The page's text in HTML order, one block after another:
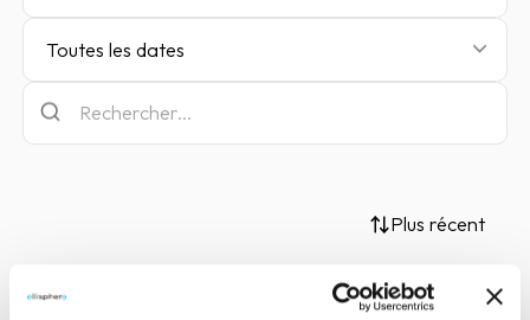
Toutes les dates
Plus récent